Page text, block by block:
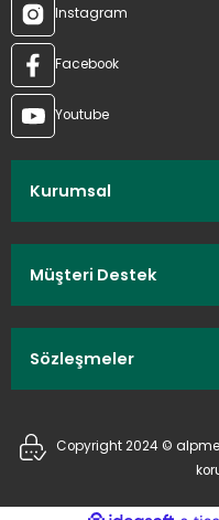
Instagram
Facebook
Youtube
Kurumsal
Müşteri Destek
Sözleşmeler
Copyright 2024 ©